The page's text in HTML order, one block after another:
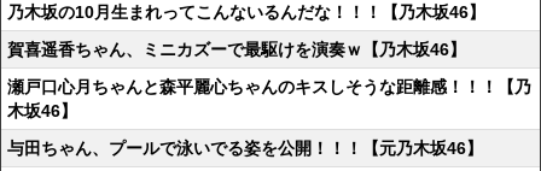
乃木坂の10月生まれってこんないるんだな！！！【乃木坂46】
賀喜遥香ちゃん、ミニカズーで最駆けを演奏ｗ【乃木坂46】
瀬戸口心月ちゃんと森平麗心ちゃんのキスしそうな距離感！！！【乃
木坂46】
与田ちゃん、プールで泳いでる姿を公開！！！【元乃木坂46】